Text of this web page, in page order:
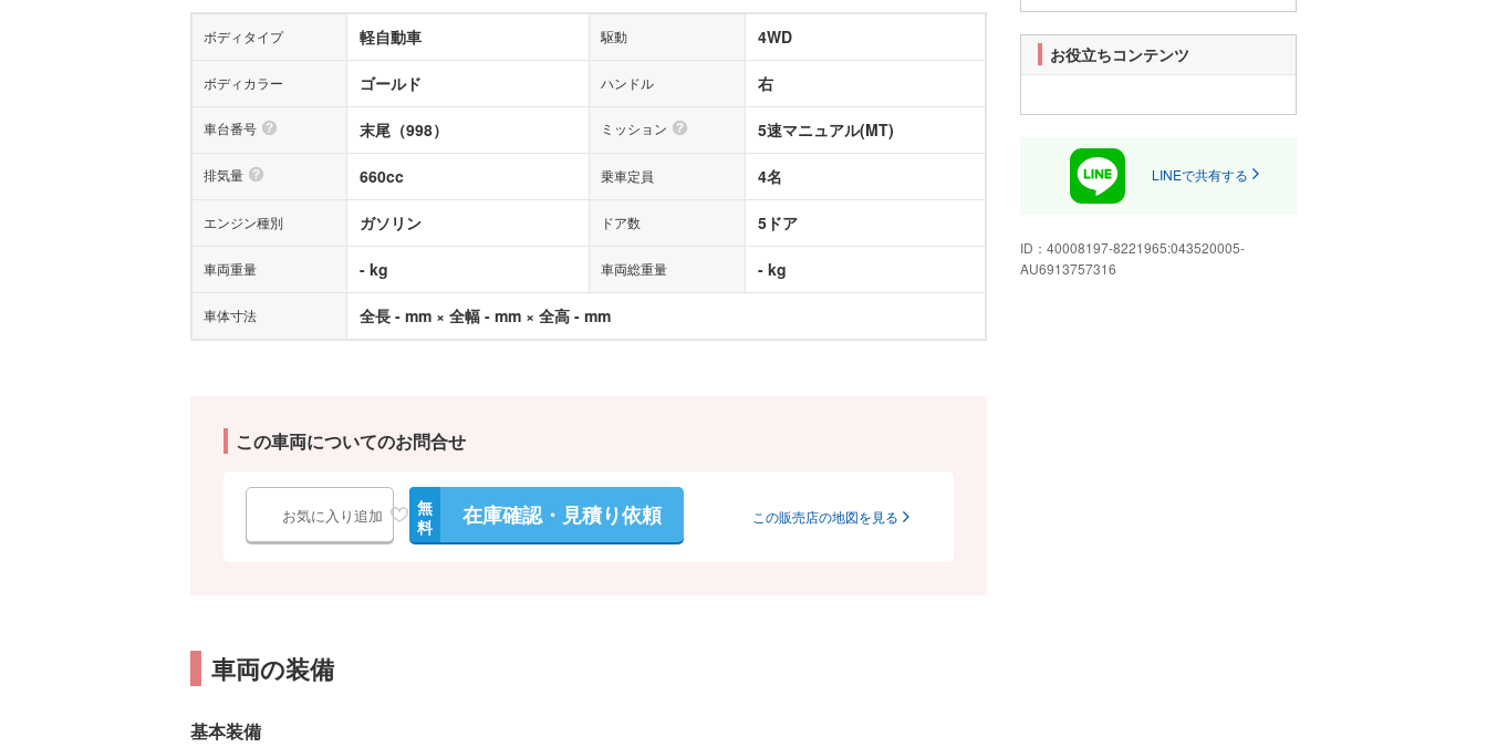
ボディタイプ 軽自動車 駆動 4WD
ボディカラー ゴールド ハンドル 右
車台番号 末尾（998） ミッション 5速マニュアル(MT)
排気量 660cc 乗車定員 4名
エンジン種別 ガソリン ドア数 5ドア
車両重量 - kg 車両総重量 - kg
車体寸法 全長 - mm × 全幅 - mm × 全高 - mm
この車両についてのお問合せ
お気に入り追加
無
料
在庫確認・見積り依頼 この販売店の地図を見る
車両の装備
基本装備
ません!自社認証整備工場も完備し
ており、お客様がご心配なされて
いるアフターフォローもきっと満
展示場に無い車輌でも、お客様の
クションよりお探ししご提供いた
します。
皆様のご来店を心よりお待ちして
おります!
お役立ちコンテンツ
LINEで共有する
ID： 40008197-8221965:043520005-
AU6913757316